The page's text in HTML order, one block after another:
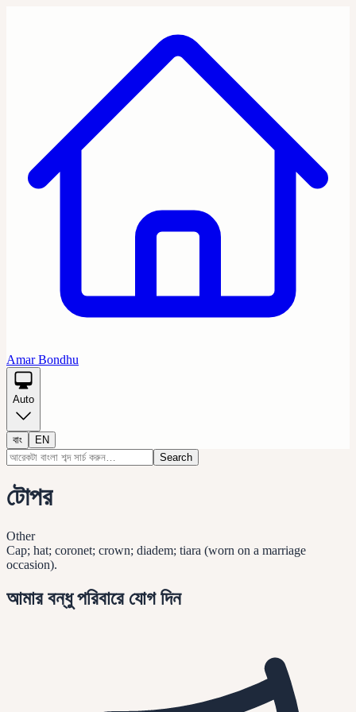
Amar Bondhu
Auto
বাং
EN
Search
টোপর
Other
Cap; hat; coronet; crown; diadem; tiara (worn on a marriage
occasion).
আমার বন্ধু পরিবারে যোগ দিন